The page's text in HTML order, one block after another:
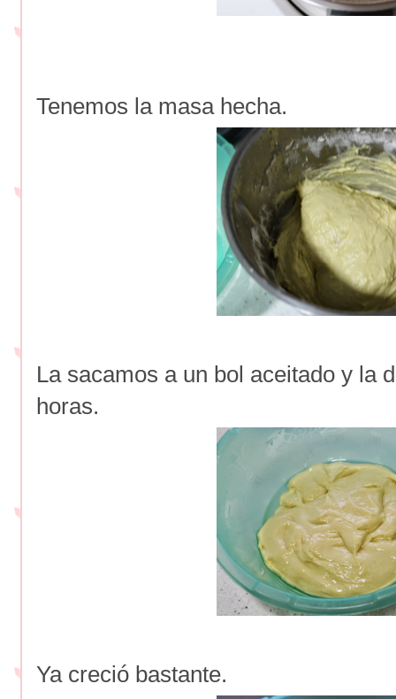
Tenemos la masa hecha.
La sacamos a un bol aceitado y la
horas.
Ya creció bastante.